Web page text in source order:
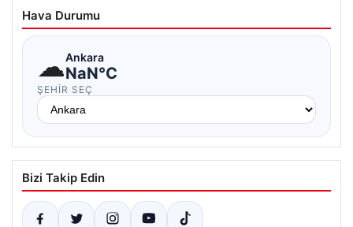
Hava Durumu
☁Ankara
NaN°C
ŞEHIR SEÇ
Bizi Takip Edin